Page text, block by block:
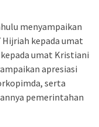
menyampaikan
Hijriah kepada umat
umat Kristiani
apresiasi
serta
pemerintahan